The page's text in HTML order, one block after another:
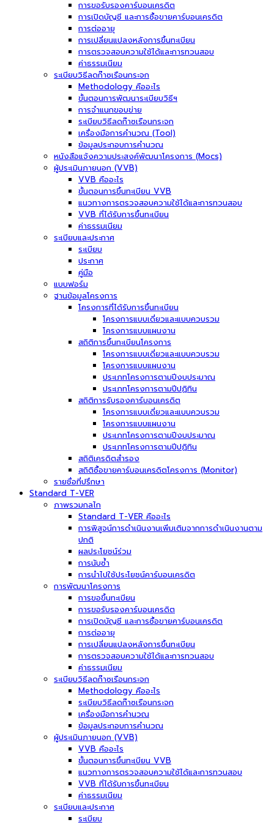
การขอรับรองคาร์บอนเครดิต
การเปิดบัญชี และการซื้อขายคาร์บอนเครดิต
การต่ออายุ
การเปลี่ยนแปลงหลังการขึ้นทะเบียน
การตรวจสอบความใช้ได้และการทวนสอบ
ค่าธรรมเนียม
ระเบียบวิธีลดก๊าซเรือนกระจก
Methodology คืออะไร
ขั้นตอนการพัฒนาระเบียบวิธีฯ
การจำแนกขอบข่าย
ระเบียบวิธีลดก๊าซเรือนกระจก
เครื่องมือการคำนวณ (Tool)
ข้อมูลประกอบการคำนวณ
หนังสือแจ้งความประสงค์พัฒนาโครงการ (Mocs)
ผู้ประเมินภายนอก (VVB)
VVB คืออะไร
ขั้นตอนการขึ้นทะเบียน VVB
แนวทางการตรวจสอบความใช้ได้และการทวนสอบ
VVB ที่ได้รับการขึ้นทะเบียน
ค่าธรรมเนียม
ระเบียบและประกาศ
ระเบียบ
ประกาศ
คู่มือ
แบบฟอร์ม
ฐานข้อมูลโครงการ
โครงการที่ได้รับการขึ้นทะเบียน
โครงการแบบเดี่ยวและแบบควบรวม
โครงการแบบแผนงาน
สถิติการขึ้นทะเบียนโครงการ
โครงการแบบเดี่ยวและแบบควบรวม
โครงการแบบแผนงาน
ประเภทโครงการตามปีงบประมาณ
ประเภทโครงการตามปีปฏิทิน
สถิติการรับรองคาร์บอนเครดิต
โครงการแบบเดี่ยวและแบบควบรวม
โครงการแบบแผนงาน
ประเภทโครงการตามปีงบประมาณ
ประเภทโครงการตามปีปฏิทิน
สถิติเครดิตสำรอง
สถิติซื้อขายคาร์บอนเครดิตโครงการ (Monitor)
รายชื่อที่ปรึกษา
Standard T-VER
ภาพรวมกลไก
Standard T-VER คืออะไร
การพิสูจน์การดำเนินงานเพิ่มเติมจากการดำเนินงานตาม
ปกติ
ผลประโยชน์ร่วม
การนับซ้ำ
การนำไปใช้ประโยชน์คาร์บอนเครดิต
การพัฒนาโครงการ
การขอขึ้นทะเบียน
การขอรับรองคาร์บอนเครดิต
การเปิดบัญชี และการซื้อขายคาร์บอนเครดิต
การต่ออายุ
การเปลี่ยนแปลงหลังการขึ้นทะเบียน
การตรวจสอบความใช้ได้และการทวนสอบ
ค่าธรรมเนียม
ระเบียบวิธีลดก๊าซเรือนกระจก
Methodology คืออะไร
ระเบียบวิธีลดก๊าซเรือนกระจก
เครื่องมือการคำนวณ
ข้อมูลประกอบการคำนวณ
ผู้ประเมินภายนอก (VVB)
VVB คืออะไร
ขั้นตอนการขึ้นทะเบียน VVB
แนวทางการตรวจสอบความใช้ได้และการทวนสอบ
VVB ที่ได้รับการขึ้นทะเบียน
ค่าธรรมเนียม
ระเบียบและประกาศ
ระเบียบ